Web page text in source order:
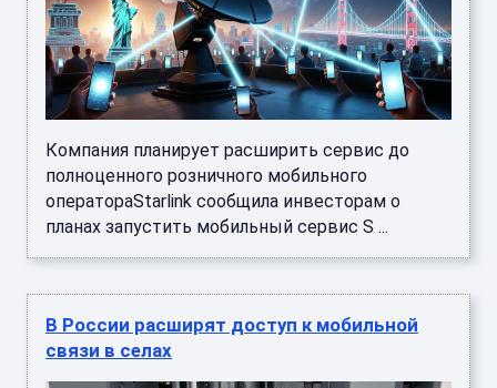
Компания планирует расширить сервис до
полноценного розничного мобильного
оператораStarlink сообщила инвесторам о
планах запустить мобильный сервис S ...
В России расширят доступ к мобильной
связи в селах